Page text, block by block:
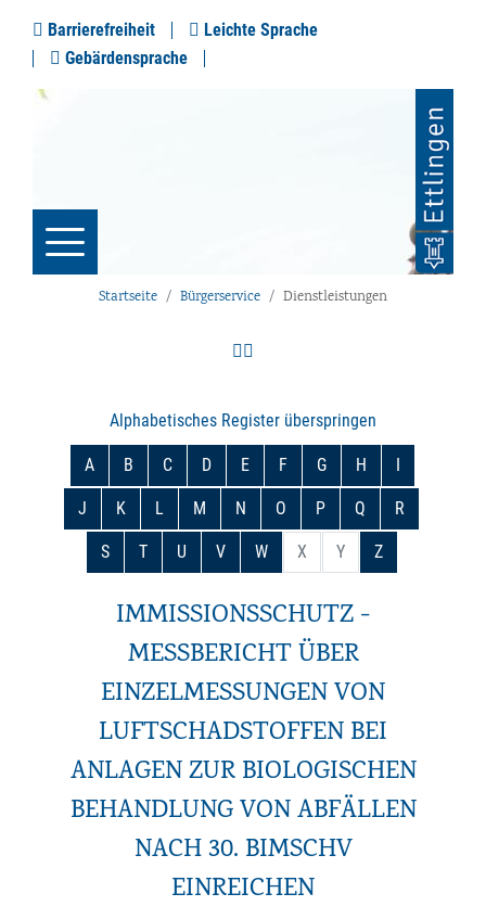
Barrierefreiheit
Leichte Sprache
Gebärdensprache
Startseite Bürgerservice Dienstleistungen
Alphabetisches Register überspringen
A B C D E F G H I
J K L M N O P Q R
S T U V W X Y Z
IMMISSIONSSCHUTZ -
MESSBERICHT ÜBER
EINZELMESSUNGEN VON
LUFTSCHADSTOFFEN BEI
ANLAGEN ZUR BIOLOGISCHEN
BEHANDLUNG VON ABFÄLLEN
NACH 30. BIMSCHV
EINREICHEN